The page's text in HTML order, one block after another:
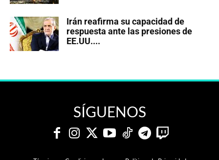
Irán reafirma su capacidad de
respuesta ante las presiones de
EE.UU....
SÍGUENOS